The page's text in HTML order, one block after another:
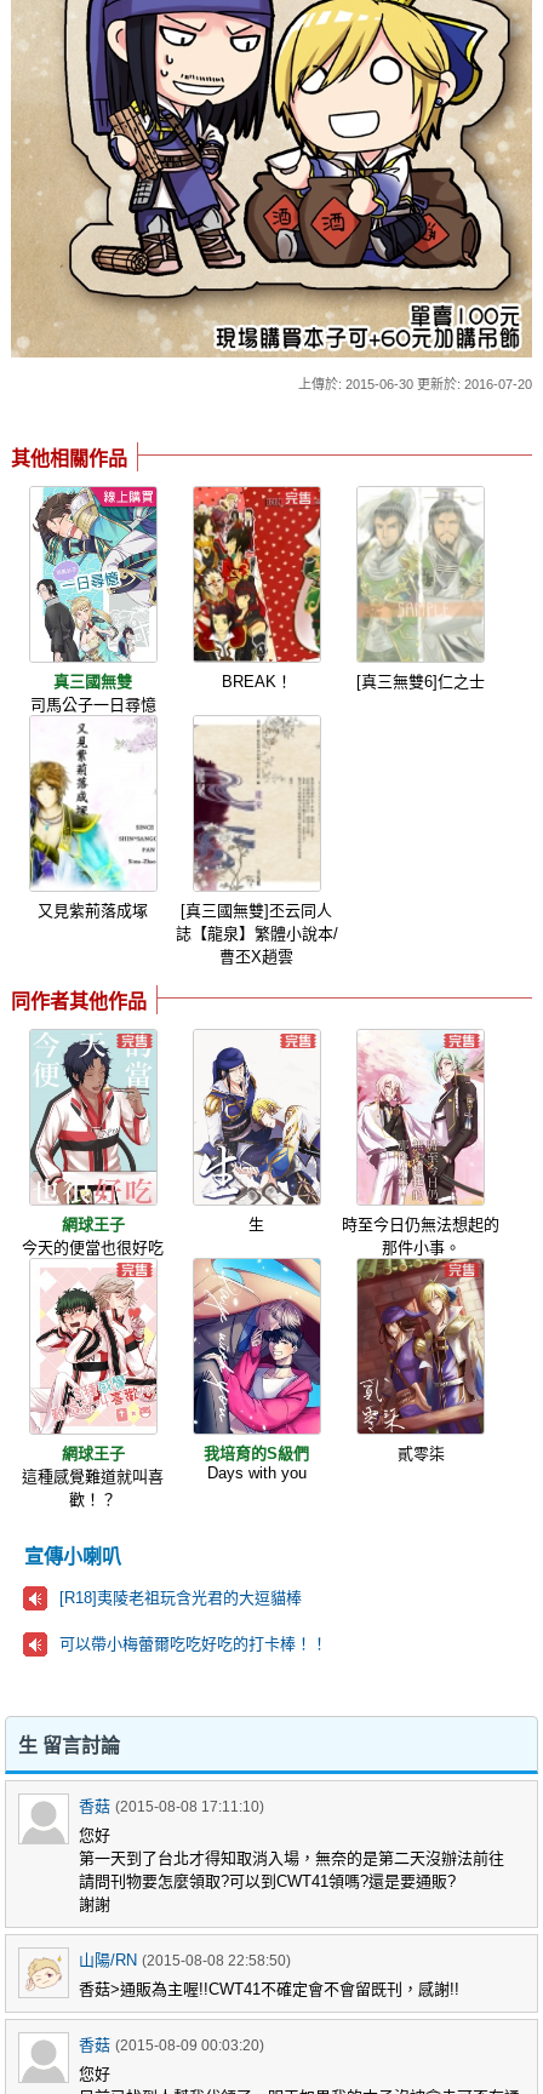
上傳於: 2015-06-30 更新於: 2016-07-20
其他相關作品
真三國無雙
司馬公子一日尋憶
BREAK！ [真三無雙6]仁之士
又見紫荊落成塚
[真三國無雙]丕云同人
誌【龍泉】繁體小說本/
曹丕X趙雲
同作者其他作品
網球王子
今天的便當也很好吃
生
時至今日仍無法想起的
那件小事。
網球王子
這種感覺難道就叫喜
歡！？
我培育的S級們
Days with you
貳零柒
宣傳小喇叭
[R18]夷陵老祖玩含光君的大逗貓棒
可以帶小梅蕾爾吃吃好吃的打卡棒！！
生 留言討論
香菇 (2015-08-08 17:11:10)
您好
第一天到了台北才得知取消入場，無奈的是第二天沒辦法前往
請問刊物要怎麼領取?可以到CWT41領嗎?還是要通販?
謝謝
山陽/RN (2015-08-08 22:58:50)
香菇>通販為主喔!!CWT41不確定會不會留既刊，感謝!!
香菇 (2015-08-09 00:03:20)
您好